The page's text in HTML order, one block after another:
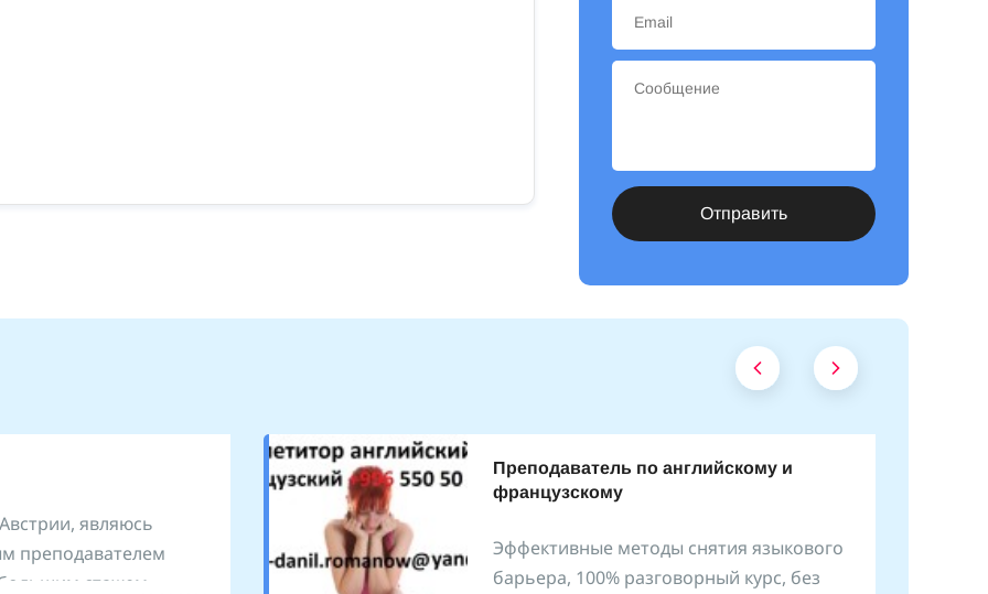
Отправить
являюсь
преподавателем
большим стажем
Преподаватель по английскому и
французскому
Эффективные методы снятия языкового
барьера, 100% разговорный курс, без